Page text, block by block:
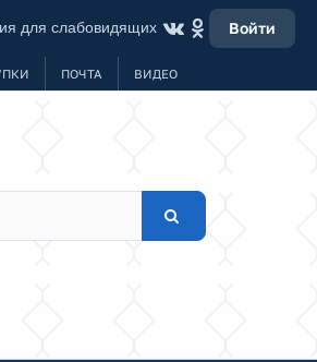
для слабовидящих Войти
ПОЧТА ВИДЕО